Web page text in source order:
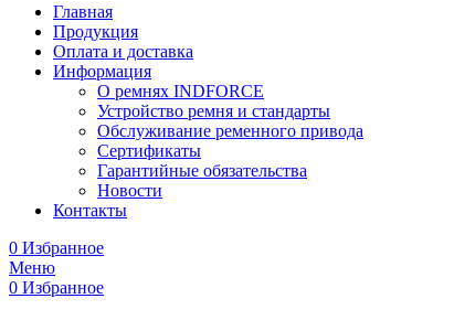
Главная
Продукция
Оплата и доставка
Информация
О ремнях INDFORCE
Устройство ремня и стандарты
Обслуживание ременного привода
Сертификаты
Гарантийные обязательства
Новости
Контакты
0 Избранное
Меню
0 Избранное